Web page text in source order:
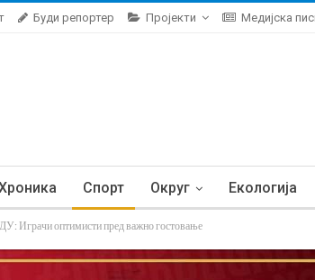
Буди репортер Пројекти Медијска
Спорт Округ Екологија
оптимисти пред важно гостовање